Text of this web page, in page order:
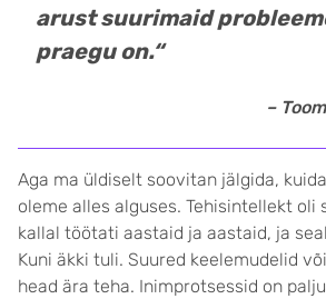
arust suurimaid
praegu on.“
–
Aga ma üldiselt soovitan jälgida,
oleme alles alguses. Tehisintellekt oli
kallal töötati aastaid ja aastaid, ja
Kuni äkki tuli. Suured keelemudelid
head ära teha. Inimprotsessid on